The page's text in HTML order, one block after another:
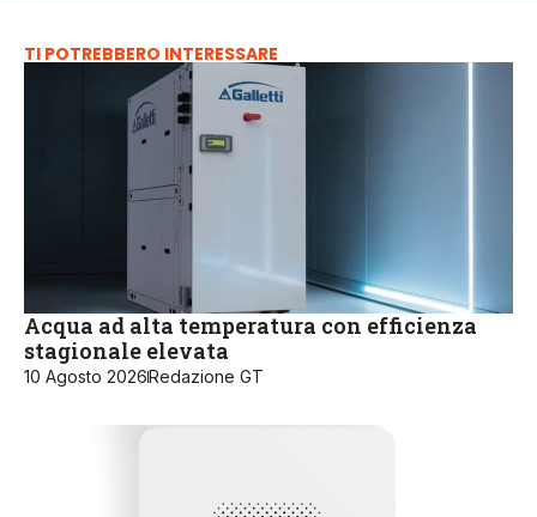
TI POTREBBERO INTERESSARE
Acqua ad alta temperatura con efficienza
stagionale elevata
10 Agosto 2026Redazione GT